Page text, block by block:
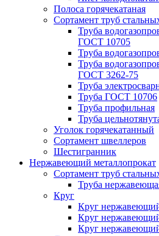
Полоса горячекатаная
Сортамент труб
Труба
ГОСТ 10705
Труба
Труба
ГОСТ 3262-75
Труба
Труба ГОСТ 10706
Труба профильная
Труба
Уголок горячекатанный
Сортамент швеллеров
Шестигранник
Нержавеющий металлопрокат
Сортамент труб
Труба
Круг
Круг
Круг
Круг